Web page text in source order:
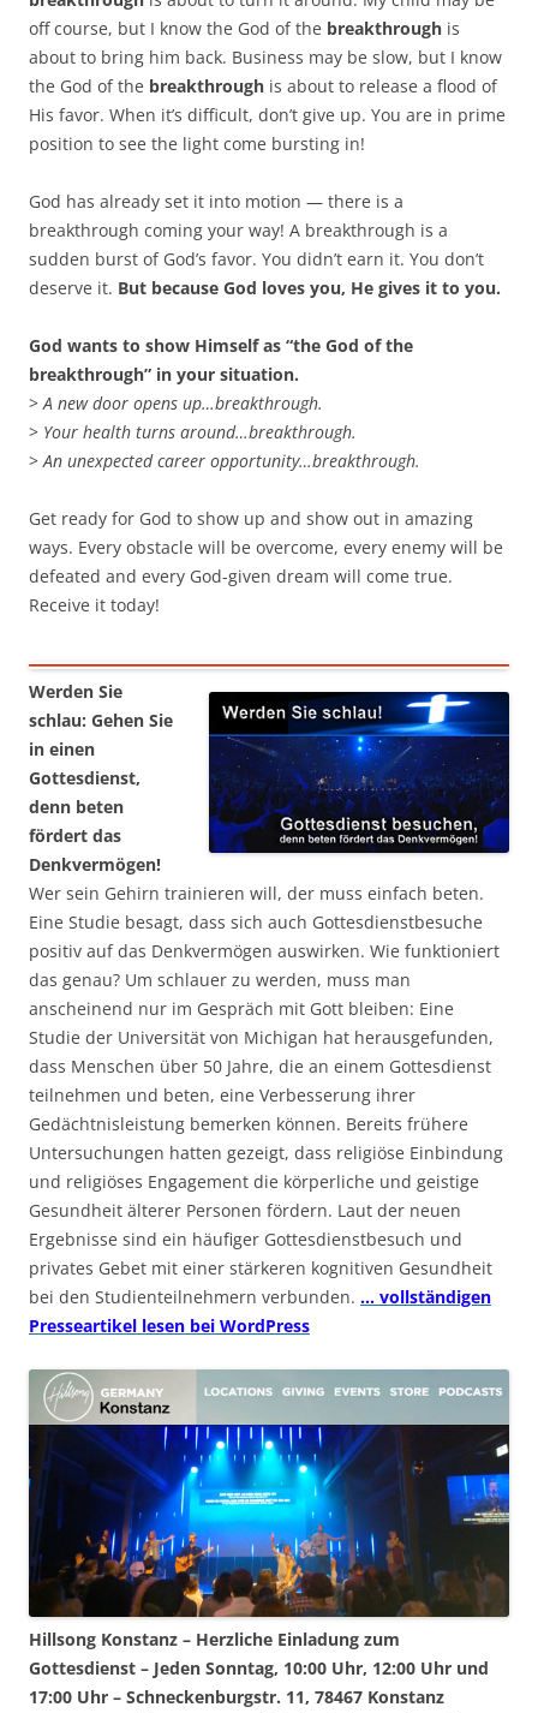
off course, but I know the God of the breakthrough is
about to bring him back. Business may be slow, but I know
the God of the breakthrough is about to release a flood of
His favor. When it’s difficult, don’t give up. You are in prime
position to see the light come bursting in!
God has already set it into motion — there is a
breakthrough coming your way! A breakthrough is a
sudden burst of God’s favor. You didn’t earn it. You don’t
deserve it. But because God loves you, He gives it to you.
God wants to show Himself as “the God of the
breakthrough” in your situation.
>A new door opens up…breakthrough.
> Your health turns around…breakthrough.
>An unexpected career opportunity…breakthrough.
Get ready for God to show up and show out in amazing
ways. Every obstacle will be overcome, every enemy will be
defeated and every God-given dream will come true.
Receive it today!
Werden Sie
schlau: Gehen Sie
in einen
Gottesdienst,
denn beten
fördert das
Denkvermögen!
Wer sein Gehirn trainieren will, der muss einfach beten.
Eine Studie besagt, dass sich auch Gottesdienstbesuche
positiv auf das Denkvermögen auswirken. Wie funktioniert
das genau? Um schlauer zu werden, muss man
anscheinend nur im Gespräch mit Gott bleiben: Eine
Studie der Universität von Michigan hat herausgefunden,
dass Menschen über 50 Jahre, die an einem Gottesdienst
teilnehmen und beten, eine Verbesserung ihrer
Gedächtnisleistung bemerken können. Bereits frühere
Untersuchungen hatten gezeigt, dass religiöse Einbindung
und religiöses Engagement die körperliche und geistige
Gesundheit älterer Personen fördern. Laut der neuen
Ergebnisse sind ein häufiger Gottesdienstbesuch und
privates Gebet mit einer stärkeren kognitiven Gesundheit
bei den Studienteilnehmern verbunden. … vollständigen
Presseartikel lesen bei WordPress
Hillsong Konstanz – Herzliche Einladung zum
Gottesdienst – Jeden Sonntag, 10:00 Uhr, 12:00 Uhr und
17:00 Uhr – Schneckenburgstr. 11, 78467 Konstanz